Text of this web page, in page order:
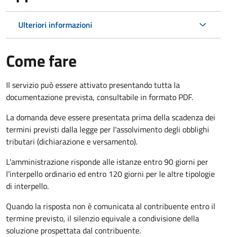
Ulteriori informazioni
Come fare
Il servizio può essere attivato presentando tutta la
documentazione prevista, consultabile in formato PDF.
La domanda deve essere presentata prima della scadenza dei
termini previsti dalla legge per l'assolvimento degli obblighi
tributari (dichiarazione e versamento).
L'amministrazione risponde alle istanze entro 90 giorni per
l'interpello ordinario ed entro 120 giorni per le altre tipologie
di interpello.
Quando la risposta non è comunicata al contribuente entro il
termine previsto, il silenzio equivale a condivisione della
soluzione prospettata dal contribuente.